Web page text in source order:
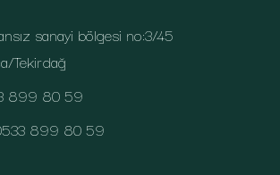
sanayi bölgesi no:3/45
Tekirdağ
899 80 59
899 80 59